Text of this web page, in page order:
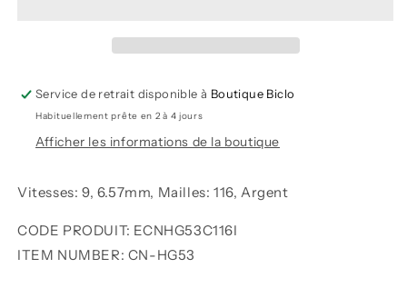
Service de retrait disponible à Boutique Biclo
Habituellement prête en 2 à 4 jours
Afficher les informations de la boutique
Vitesses: 9, 6.57mm, Mailles: 116, Argent
CODE PRODUIT: ECNHG53C116I
ITEM NUMBER: CN-HG53